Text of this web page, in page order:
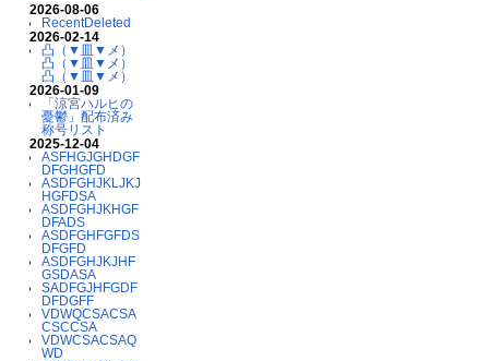
2026-08-06
RecentDeleted
2026-02-14
凸（▼皿▼メ）
凸（▼皿▼メ）
凸（▼皿▼メ）
2026-01-09
「涼宮ハルヒの
憂鬱」配布済み
称号リスト
2025-12-04
ASFHGJGHDGF
DFGHGFD
ASDFGHJKLJKJ
HGFDSA
ASDFGHJKHGF
DFADS
ASDFGHFGFDS
DFGFD
ASDFGHJKJHF
GSDASA
SADFGJHFGDF
DFDGFF
VDWQCSACSA
CSCCSA
VDWCSACSAQ
WD